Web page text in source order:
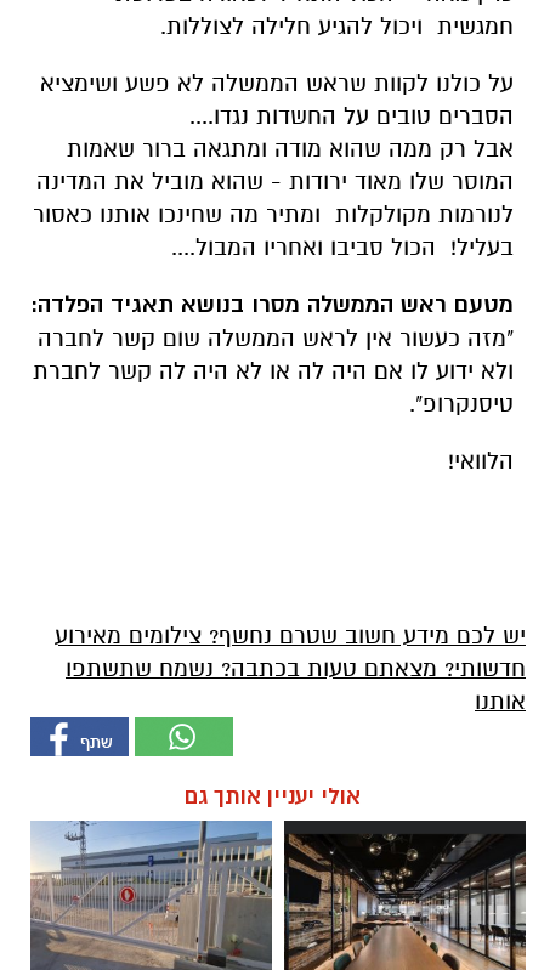
חמגשית ויכול להגיע חלילה לצוללות.
על כולנו לקוות שראש הממשלה לא פשע ושימציא
הסברים טובים על החשדות נגדו....
אבל רק ממה שהוא מודה ומתגאה ברור שאמות
המוסר שלו מאוד ירודות - שהוא מוביל את המדינה
לנורמות מקולקלות ומתיר מה שחינכו אותנו כאסור
בעליל! הכול סביבו ואחריו המבול....
מטעם ראש הממשלה מסרו בנושא תאגיד הפלדה:
"מזה כעשור אין לראש הממשלה שום קשר לחברה
ולא ידוע לו אם היה לה או לא היה לה קשר לחברת
טיסנקרופ".
הלוואי!
יש לכם מידע חשוב שטרם נחשף? צילומים מאירוע
חדשותי? מצאתם טעות בכתבה? נשמח שתשתפו
אותנו
אולי יעניין אותך גם